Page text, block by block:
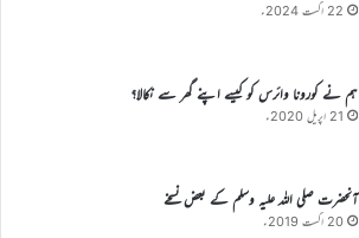
22 اگست 2024ء
ہم نے کورونا وائرس کو کیسے اپنے گھر سے نکالا؟
21 اپریل 2020ء
آنحضرت صلی اللہ علیہ وسلم کے بعض نسخے
20 اگست 2019ء